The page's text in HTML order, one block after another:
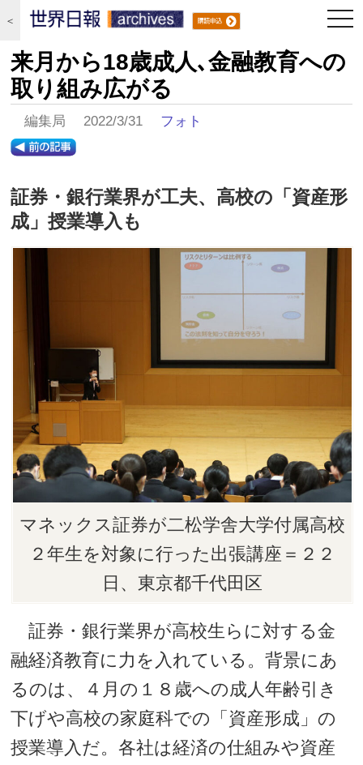
＜
来月から18歳成人､金融教育への
取り組み広がる
編集局 2022/3/31 フォト
証券・銀行業界が工夫、高校の「資産形
成」授業導入も
マネックス証券が二松学舎大学付属高校
２年生を対象に行った出張講座＝２２
日、東京都千代田区
証券・銀行業界が高校生らに対する金
融経済教育に力を入れている。背景にあ
るのは、４月の１８歳への成人年齢引き
下げや高校の家庭科での「資産形成」の
授業導入だ。各社は経済の仕組みや資産